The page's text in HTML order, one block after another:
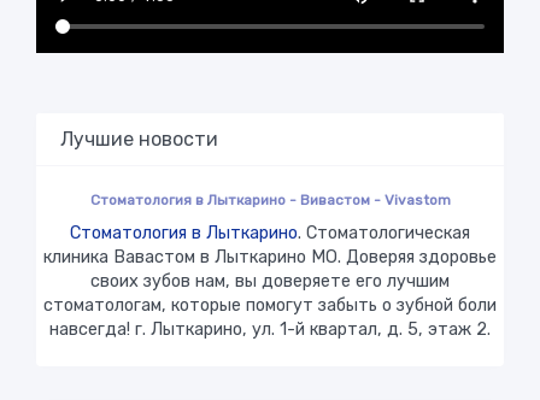
Лучшие новости
Стоматология в Лыткарино - Вивастом - Vivastom
Стоматология в Лыткарино. Стоматологическая
клиника Вавастом в Лыткарино МО. Доверяя здоровье
своих зубов нам, вы доверяете его лучшим
стоматологам, которые помогут забыть о зубной боли
навсегда! г. Лыткарино, ул. 1-й квартал, д. 5, этаж 2.